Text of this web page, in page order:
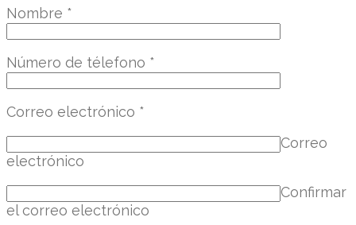
Nombre *
Número de télefono *
Correo electrónico *
Correo
electrónico
Confirmar
el correo electrónico